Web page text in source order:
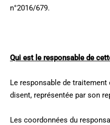
n°2016/679.
Qui est le responsable de
Le responsable de
disent, représentée par son
Les coordonnées du